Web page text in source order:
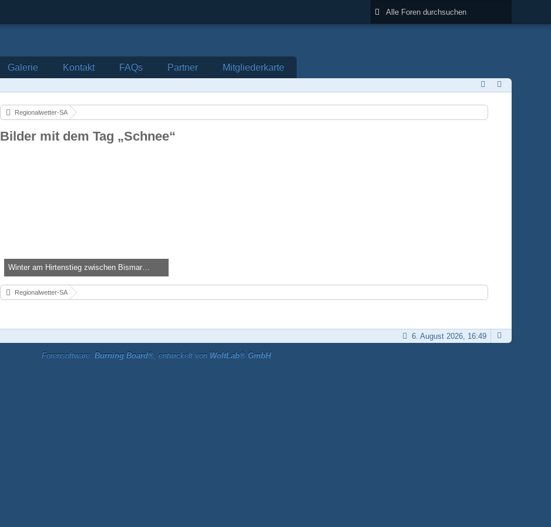
Galerie Kontakt FAQs Partner Mitgliederkarte
Regionalwetter-SA
Bilder mit dem Tag „Schnee“
Knolau -23. Oktober 2016, 00:18
38.624
0 0
Regionalwetter-SA
6. August 2026, 16:49
Forensoftware: Burning Board®, entwickelt von WoltLab® GmbH